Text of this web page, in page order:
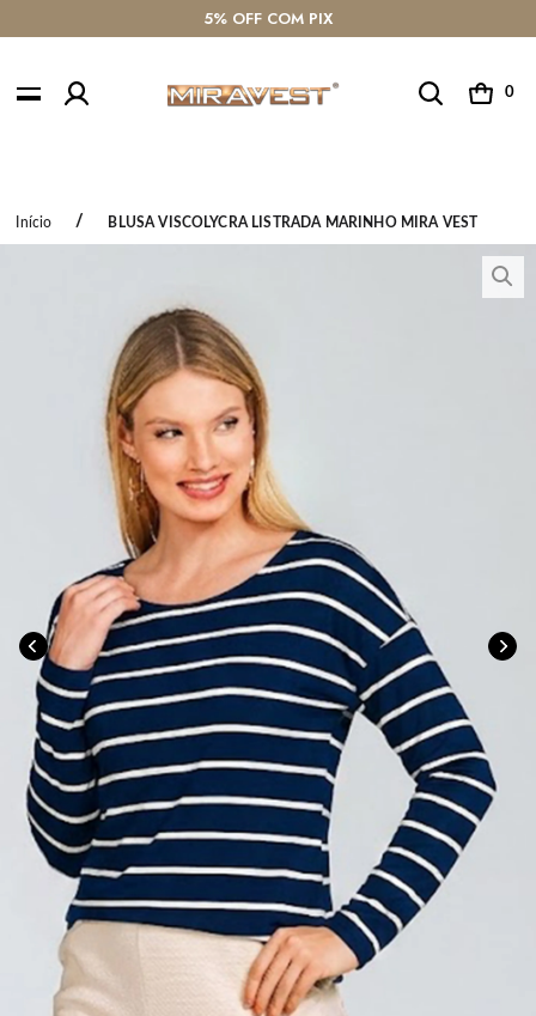
COMPRE COM AJUDA PELO
0
Início BLUSA VISCOLYCRA LISTRADA MARINHO MIRA VEST